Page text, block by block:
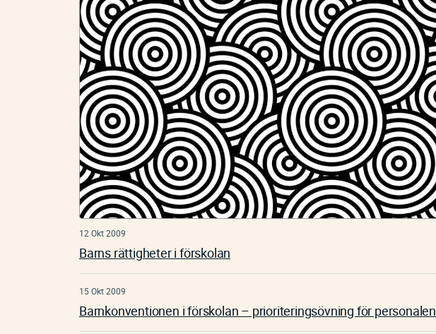
12 Okt 2009
Barns rättigheter i förskolan
15 Okt 2009
Barnkonventionen i förskolan – prioriteringsövning för personalen